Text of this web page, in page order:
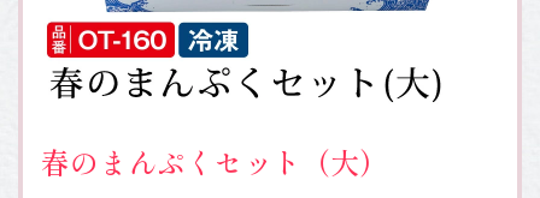
春のまんぷくセット（大）